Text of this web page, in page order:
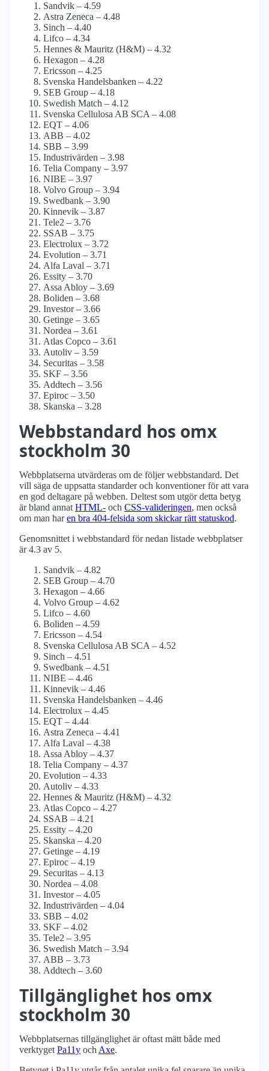
Sandvik – 4.59
Astra Zeneca – 4.48
Sinch – 4.40
Lifco – 4.34
Hennes & Mauritz (H&M) – 4.32
Hexagon – 4.28
Ericsson – 4.25
Svenska Handelsbanken – 4.22
SEB Group – 4.18
Swedish Match – 4.12
Svenska Cellulosa AB SCA – 4.08
EQT – 4.06
ABB – 4.02
SBB – 3.99
Industrivärden – 3.98
Telia Company – 3.97
NIBE – 3.97
Volvo Group – 3.94
Swedbank – 3.90
Kinnevik – 3.87
Tele2 – 3.76
SSAB – 3.75
Electrolux – 3.72
Evolution – 3.71
Alfa Laval – 3.71
Essity – 3.70
Assa Abloy – 3.69
Boliden – 3.68
Investor – 3.66
Getinge – 3.65
Nordea – 3.61
Atlas Copco – 3.61
Autoliv – 3.59
Securitas – 3.58
SKF – 3.56
Addtech – 3.56
Epiroc – 3.50
Skanska – 3.28
Webbstandard hos omx
stockholm 30
Webbplatserna utvärderas om de följer webbstandard. Det
vill säga de uppsatta standarder och konventioner för att vara
en god deltagare på webben. Deltest som utgör detta betyg
är bland annat HTML- och CSS-valideringen, men också
om man haren bra 404-felsida som skickar rätt statuskod.
Genomsnittet i webbstandard för nedan listade webbplatser
är 4.3 av 5.
Sandvik – 4.82
SEB Group – 4.70
Hexagon – 4.66
Volvo Group – 4.62
Lifco – 4.60
Boliden – 4.59
Ericsson – 4.54
Svenska Cellulosa AB SCA – 4.52
Sinch – 4.51
Swedbank – 4.51
NIBE – 4.46
Kinnevik – 4.46
Svenska Handelsbanken – 4.46
Electrolux – 4.45
EQT – 4.44
Astra Zeneca – 4.41
Alfa Laval – 4.38
Assa Abloy – 4.37
Telia Company – 4.37
Evolution – 4.33
Autoliv – 4.33
Hennes & Mauritz (H&M) – 4.32
Atlas Copco – 4.27
SSAB – 4.21
Essity – 4.20
Skanska – 4.20
Getinge – 4.19
Epiroc – 4.19
Securitas – 4.13
Nordea – 4.08
Investor – 4.05
Industrivärden – 4.04
SBB – 4.02
SKF – 4.02
Tele2 – 3.95
Swedish Match – 3.94
ABB – 3.73
Addtech – 3.60
Tillgänglighet hos omx
stockholm 30
Webbplatsernas tillgänglighet är oftast mätt både med
verktyget Pa11y och Axe.